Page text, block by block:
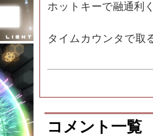
ホットキーで融通利
タイムカウンタで取
コメント一覧